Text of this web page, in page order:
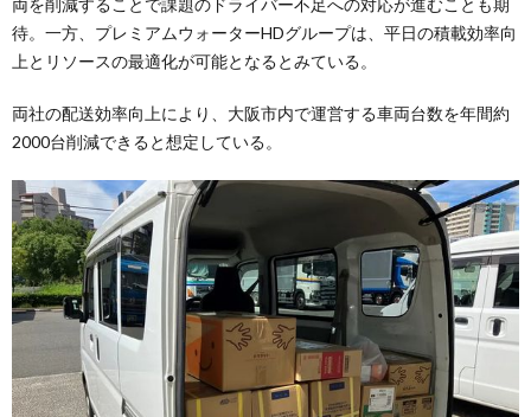
待。一方、プレミアムウォーターHDグループは、平日の積載効率向
上とリソースの最適化が可能となるとみている。
両社の配送効率向上により、大阪市内で運営する車両台数を年間約
2000台削減できると想定している。